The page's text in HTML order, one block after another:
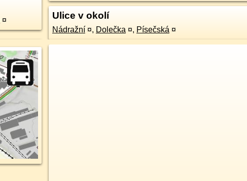
¤ Ulice v okolí
Nádražní ¤, Dolečka ¤, Písečská ¤